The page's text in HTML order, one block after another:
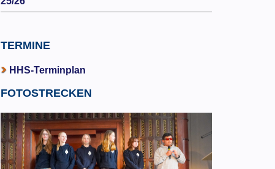
TERMINE
HHS-Terminplan
FOTOSTRECKEN